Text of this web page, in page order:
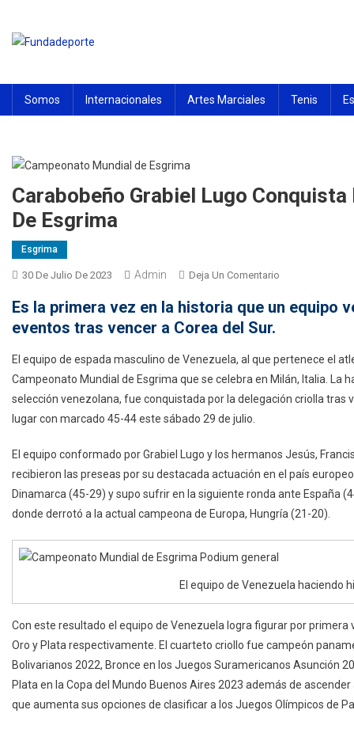
contenido
actividades deportivas del estado Carabobo
Somos
Internacionales Artes Marciales Tenis
Carabobeño Grabiel Lugo
De Esgrima
Esgrima
30 De Julio De 2023 Admin Deja Un Comentario
Grabiel
Bronce
En
Campeonato
Esgrima
Es la primera vez en la historia que un equipo
eventos tras vencer a Corea del Sur.
El equipo de espada masculino de Venezuela, al que pertenece el
Campeonato Mundial de Esgrima que se celebra en Milán, Italia.
selección venezolana, fue conquistada por la delegación criolla tras
lugar con marcado 45-44 este sábado 29 de julio.
El equipo conformado por Grabiel Lugo y los hermanos Jesús,
recibieron las preseas por su destacada actuación en el país
Dinamarca (45-29) y supo sufrir en la siguiente ronda ante España
donde derrotó a la actual campeona de Europa, Hungría (21-20).
El equipo de Venezuela haciendo
Con este resultado el equipo de Venezuela logra figurar por
Oro y Plata respectivamente. El cuarteto criollo fue campeón
Bolivarianos 2022, Bronce en los Juegos Suramericanos Asunción
Plata en la Copa del Mundo Buenos Aires 2023 además de ascender
que aumenta sus opciones de clasificar a los Juegos Olímpicos de